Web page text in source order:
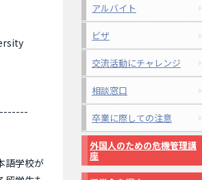
語学校が
アルバイト
ビザ
交流活動にチャレンジ
相談窓口
卒業に際しての注意
外国人のための危機管理講
座